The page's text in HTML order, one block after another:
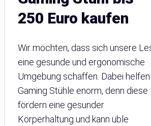
250 Euro kaufen
Wir möchten, dass sich unsere
eine gesunde und ergonomische
Umgebung schaffen. Dabei helfen
Gaming Stühle enorm, denn diese
fördern eine gesunder
Körperhaltung und kann üble